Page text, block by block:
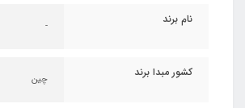
نام برند -
کشور مبدا برند چین